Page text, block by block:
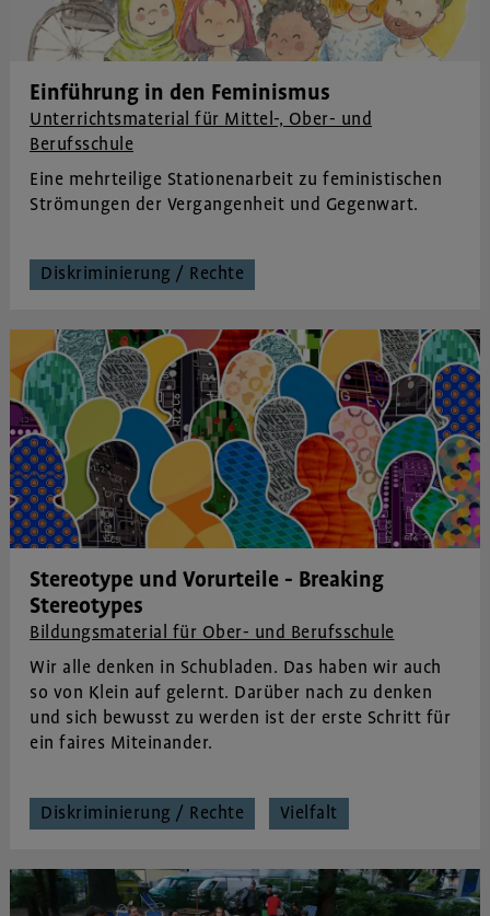
Einführung in den Feminismus
Unterrichtsmaterial für Mittel-, Ober- und
Berufsschule
Eine mehrteilige Stationenarbeit zu feministischen
Strömungen der Vergangenheit und Gegenwart.
Diskriminierung / Rechte
Stereotype und Vorurteile - Breaking
Stereotypes
Bildungsmaterial für Ober- und Berufsschule
Wir alle denken in Schubladen. Das haben wir auch
so von Klein auf gelernt. Darüber nach zu denken
und sich bewusst zu werden ist der erste Schritt für
ein faires Miteinander.
Diskriminierung / Rechte Vielfalt